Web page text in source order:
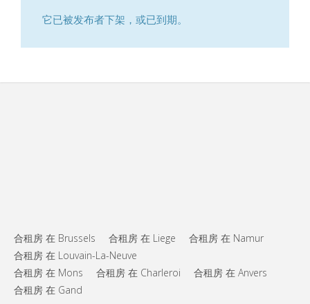
它已被发布者下架，或已到期。
合租房 在 Brussels 合租房 在 Liege
合租房 在 Namur
合租房 在 Louvain-La-Neuve
合租房 在 Mons
合租房 在 Charleroi
合租房 在 Anvers
合租房 在 Gand